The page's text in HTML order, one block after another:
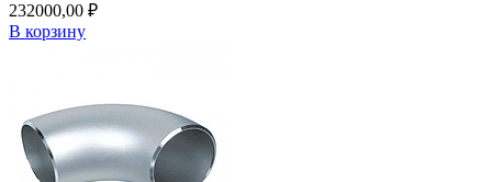
232000,00 ₽
В корзину